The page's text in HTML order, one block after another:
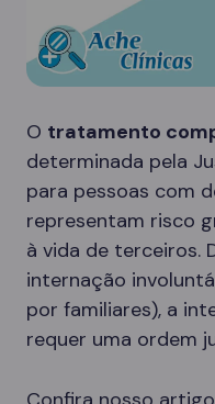
O tratamento
determinada pela
para pessoas com
representam risco
à vida de terceiros.
internação
por familiares), a
requer uma ordem